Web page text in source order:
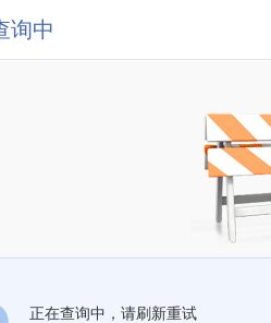
询中
正在查询中，请刷新重试